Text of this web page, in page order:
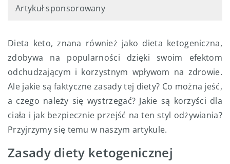
Artykuł sponsorowany
Dieta keto, znana również jako dieta ketogeniczna,
zdobywa na popularności dzięki swoim efektom
odchudzającym i korzystnym wpływom na zdrowie.
Ale jakie są faktyczne zasady tej diety? Co można jeść,
a czego należy się wystrzegać? Jakie są korzyści dla
ciała i jak bezpiecznie przejść na ten styl odżywiania?
Przyjrzymy się temu w naszym artykule.
Zasady diety ketogenicznej